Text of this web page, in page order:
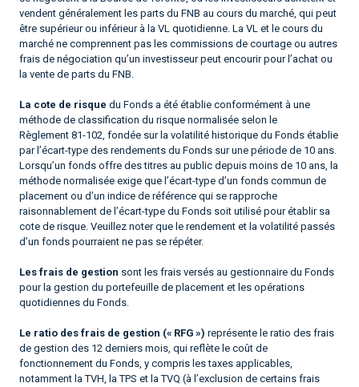
vendent généralement les parts du FNB au cours du marché, qui peut
être supérieur ou inférieur à la VL quotidienne. La VL et le cours du
marché ne comprennent pas les commissions de courtage ou autres
frais de négociation qu’un investisseur peut encourir pour l’achat ou
la vente de parts du FNB.
La cote de risque du Fonds a été établie conformément à une
méthode de classification du risque normalisée selon le
Règlement 81-102, fondée sur la volatilité historique du Fonds établie
par l’écart-type des rendements du Fonds sur une période de 10 ans.
Lorsqu’un fonds offre des titres au public depuis moins de 10 ans, la
méthode normalisée exige que l’écart-type d’un fonds commun de
placement ou d’un indice de référence qui se rapproche
raisonnablement de l’écart-type du Fonds soit utilisé pour établir sa
cote de risque. Veuillez noter que le rendement et la volatilité passés
d’un fonds pourraient ne pas se répéter.
Les frais de gestion sont les frais versés au gestionnaire du Fonds
pour la gestion du portefeuille de placement et les opérations
quotidiennes du Fonds.
Le ratio des frais de gestion (« RFG ») représente le ratio des frais
de gestion des 12 derniers mois, qui reflète le coût de
fonctionnement du Fonds, y compris les taxes applicables,
notamment la TVH, la TPS et la TVQ (à l’exclusion de certains frais